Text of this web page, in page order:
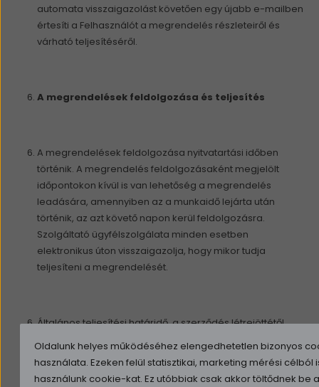
automata visszaigazolást követően egy újabb e-mailben
értesíti a Felhasználót a megrendelés részleteiről és
várható teljesítéséről.
A megrendelések feldolgozása és teljesítés
A megrendelések feldolgozása nyitvatartási időben
történik. A megrendelés feldolgozásaként megjelölt
időpontokon kívül is van lehetőség a megrendelés
leadására, amennyiben az a munkaidő lejárta után
történik, az azt követő napon kerül feldolgozásra.
Szolgáltató ügyfélszolgálata minden esetben
elektronikus úton visszaigazolja, hogy mikor tudja
teljesíteni a megrendelését.
Általános teljesítési határidő, a szerződés létrejöttétől
számított 5 munkanapon belül.
Oldalunk helyes működéséhez elengedhetetlen bizonyos
használata. Ezeken felül statisztikai, marketing mérési célból
használunk cookie-kat. Ez utóbbiak csak akkor töltődnek be